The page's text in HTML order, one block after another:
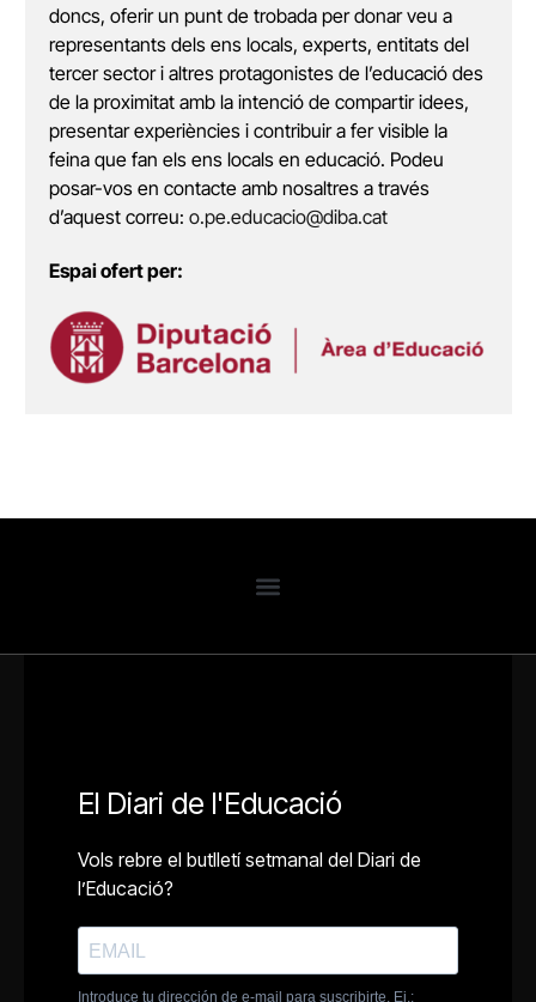
doncs, oferir un punt de trobada per donar veu a
representants dels ens locals, experts, entitats del
tercer sector i altres protagonistes de l’educació des
de la proximitat amb la intenció de compartir idees,
presentar experiències i contribuir a fer visible la
feina que fan els ens locals en educació. Podeu
posar-vos en contacte amb nosaltres a través
d’aquest correu: o.pe.educacio@diba.cat
Espai ofert per: